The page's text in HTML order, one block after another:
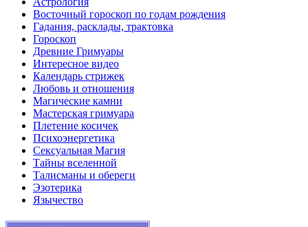
Восточный гороскоп по годам рождения
Гадания, расклады, трактовка
Гороскоп
Древние Гримуары
Интересное видео
Календарь стрижек
Любовь и отношения
Магические камни
Мастерская гримуара
Плетение косичек
Психоэнергетика
Сексуальная Магия
Тайны вселенной
Талисманы и обереги
Эзотерика
Язычество